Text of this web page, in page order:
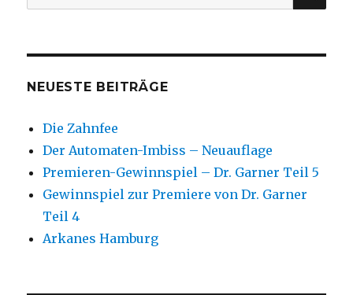
nach:
NEUESTE BEITRÄGE
Die Zahnfee
Der Automaten-Imbiss – Neuauflage
Premieren-Gewinnspiel – Dr. Garner Teil 5
Gewinnspiel zur Premiere von Dr. Garner
Teil 4
Arkanes Hamburg